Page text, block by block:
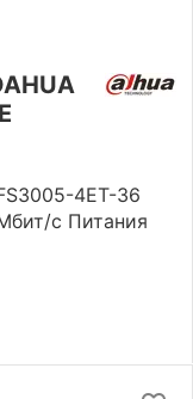
4ET-36
с Питания